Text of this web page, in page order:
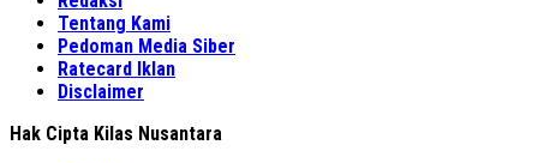
Tentang Kami
Pedoman Media Siber
Ratecard Iklan
Disclaimer
Hak Cipta Kilas Nusantara